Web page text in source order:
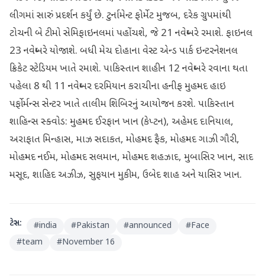
લીગમાં સારું પ્રદર્શન કર્યું છે. ટુર્નામેન્ટ ફોર્મેટ મુજબ, દરેક ગ્રુપમાંથી
ટોચની બે ટીમો સેમિફાઇનલમાં પહોંચશે, જે 21 નવેમ્બરે રમાશે. ફાઇનલ
23 નવેમ્બરે યોજાશે. બધી મેચ દોહાના વેસ્ટ એન્ડ પાર્ક ઇન્ટરનેશનલ
ક્રિકેટ સ્ટેડિયમ ખાતે રમાશે. પાકિસ્તાન શાહીન 12 નવેમ્બરે રવાના થતા
પહેલા 8 થી 11 નવેમ્બર દરમિયાન કરાચીના હનીફ મુહમ્મદ હાઇ
પર્ફોર્મન્સ સેન્ટર ખાતે તાલીમ શિબિરનું આયોજન કરશે. પાકિસ્તાન
શાહિન્સ સ્ક્વોડ: મુહમ્મદ ઈરફાન ખાન (કેપ્ટન), અહેમદ દાનિયાલ,
અરાફાત મિન્હાસ, માઝ સદાકત, મોહમ્મદ ફૈક, મોહમ્મદ ગાઝી ગૌરી,
મોહમ્મદ નઈમ, મોહમ્મદ સલમાન, મોહમ્મદ શહઝાદ, મુબાસિર ખાન, સાદ
મસૂદ, શાહિદ અઝીઝ, સુફયાન મુકીમ, ઉબેદ શાહ અને યાસિર ખાન.
ટેગ્સ: #india #Pakistan #announced #Face
#team #November 16